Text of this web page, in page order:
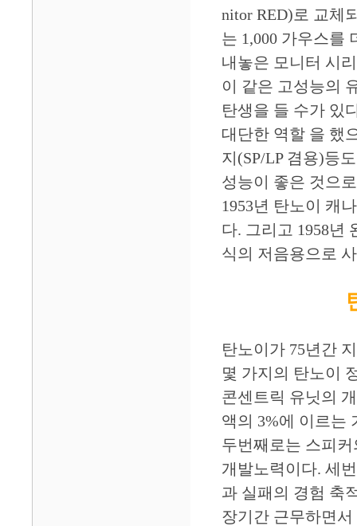
nitor RED)로 교체
는 1,000 가우스를
내놓은 모니터 시
이 같은 고성능의
탄생을 들 수가 있
대단한 역할 을 했
지(SP/LP 겸용)등
성능이 좋은 것으
1953년 탄노이 캐
다. 그리고 1958년
식의 저음용으로
탄노이가 75년간
몇 가지의 탄노이
콘센트릭 유닛의
액의 3%에 이르는
두번째로는 스피
개발노력이다. 세
과 실패의 경험 축
장기간 근무하면